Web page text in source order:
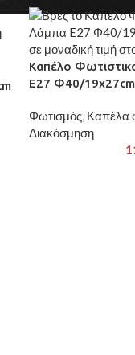
Καπέλο
E27 Φ40/
Φωτισμός, Καπέλα
Διακόσμηση